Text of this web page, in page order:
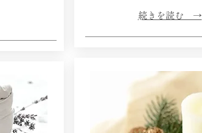
​続きを読む →​